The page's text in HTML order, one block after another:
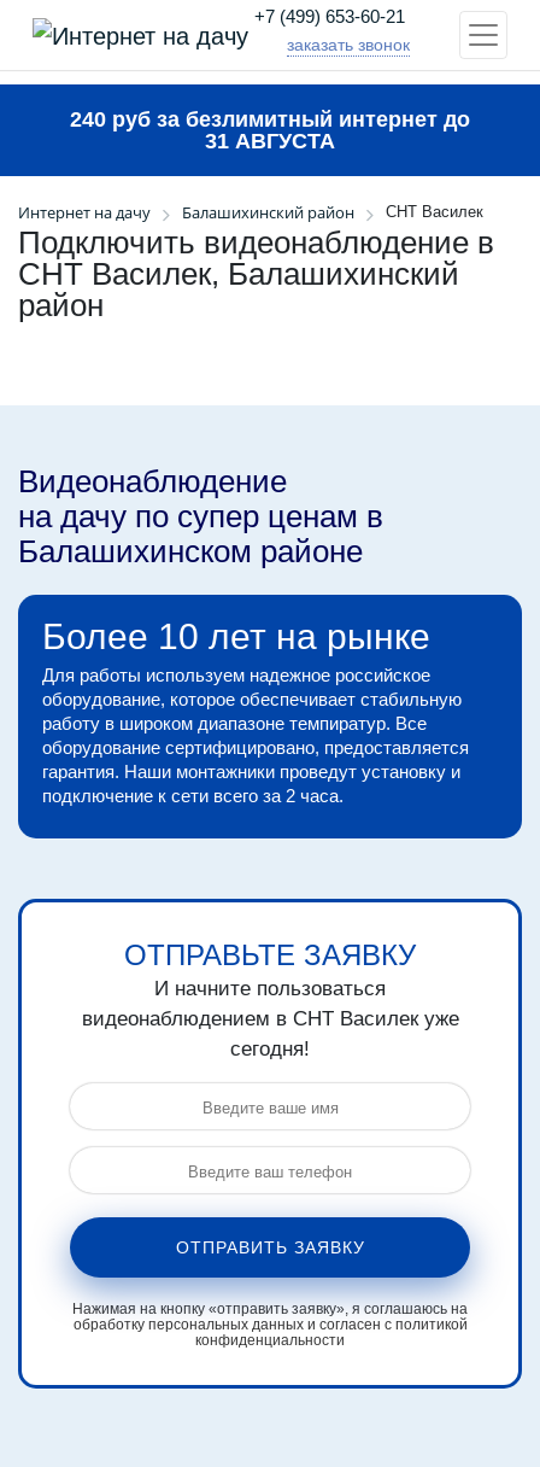
+7 (499) 653-60-21
заказать звонок
240 руб за безлимитный интернет до
31 АВГУСТА
Интернет на дачу Балашихинский район СНТ Василек
Подключить видеонаблюдение в
СНТ Василек, Балашихинский
район
Видеонаблюдение
на дачу по супер ценам в
Балашихинском районе
Более 10 лет на рынке
Для работы используем надежное российское
оборудование, которое обеспечивает стабильную
работу в широком диапазоне темпиратур. Все
оборудование сертифицировано, предоставляется
гарантия. Наши монтажники проведут установку и
подключение к сети всего за 2 часа.
ОТПРАВЬТЕ ЗАЯВКУ
И начните пользоваться
видеонаблюдением в СНТ Василек уже
сегодня!
ОТПРАВИТЬ ЗАЯВКУ
Нажимая на кнопку «отправить заявку», я соглашаюсь на
обработку персональных данных и согласен с политикой
конфиденциальности